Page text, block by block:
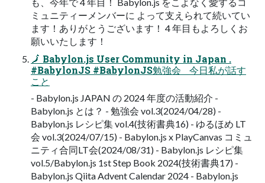
ミュニティーメンバーに よって支えられて続いてい
ます！ありがとうございます！ 4 年目もよろしくお
願いいたします！
🗾 Babylon.js User Community in Japan .
#BabylonJS #BabylonJS勉強会 今日私が話す
こと
- Babylon.js JAPAN の 2024 年度の活動紹介 -
Babylon.js とは？ - 勉強会 vol.3(2024/04/28) -
Babylon.js レシピ集 vol.4(技術書典16) - ゆるほめ LT
会 vol.3(2024/07/15) - Babylon.js x PlayCanvas コミュ
ニティ合同LT会(2024/08/31) - Babylon.js レシピ集
vol.5/Babylon.js 1st Step Book 2024(技術書典17) -
Babylon.js Qiita Advent Calendar 2024 - Babylon.js